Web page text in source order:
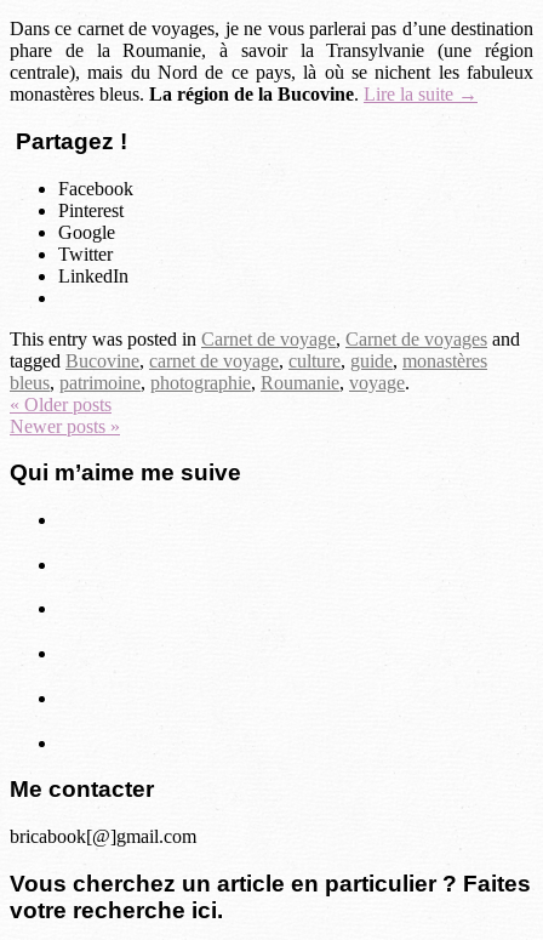
Dans ce carnet de voyages, je ne vous parlerai pas d’une destination
phare de la Roumanie, à savoir la Transylvanie (une région
centrale), mais du Nord de ce pays, là où se nichent les fabuleux
monastères bleus. La région de la Bucovine. Lire la suite →
Partagez !
Facebook
Pinterest
Google
Twitter
LinkedIn
This entry was posted in Carnet de voyage, Carnet de voyages and
tagged Bucovine, carnet de voyage, culture, guide, monastères
bleus, patrimoine, photographie, Roumanie, voyage.
« Older posts
Newer posts »
Qui m’aime me suive
Me contacter
bricabook[@]gmail.com
Vous cherchez un article en particulier ? Faites
votre recherche ici.